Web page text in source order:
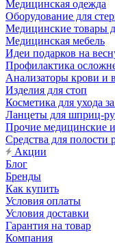
Медицинская одежда
Оборудование для
Медицинские товары
Медицинская мебель
Идеи подарков на
Профилактика
Анализаторы крови и
Изделия для стоп
Косметика для ухода
Ланцеты для шприц-
Прочие медицинские
Средства для полости
Акции
Блог
Бренды
Как купить
Условия оплаты
Условия доставки
Гарантия на товар
Компания